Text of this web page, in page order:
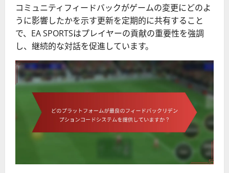
コミュニティフィードバックがゲームの変更にどのよ
うに影響したかを示す更新を定期的に共有すること
で、EA SPORTSはプレイヤーの貢献の重要性を強調
し、継続的な対話を促進しています。